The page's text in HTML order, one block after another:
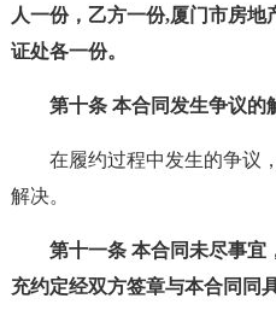
人一份，乙方一份,厦门市房地
证处各一份。
第十条 本合同发生争议的
在履约过程中发生的争议
解决。
第十一条 本合同未尽事宜
充约定经双方签章与本合同同